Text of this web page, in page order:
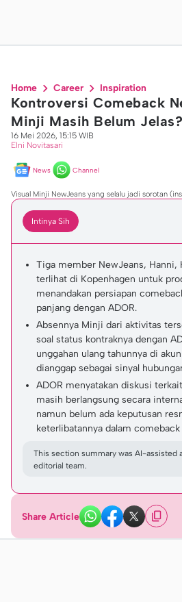
Home Career Inspiration
Kontroversi Comeback
Minji Masih Belum Jelas?
16 Mei 2026, 15:15 WIB
Elni Novitasari
News Channel
Visual Minji NewJeans yang selalu jadi sorotan
Intinya Sih
Tiga member NewJeans, Hanni,
terlihat di Kopenhagen untuk
menandakan persiapan
panjang dengan ADOR.
Absennya Minji dari aktivitas
soal status kontraknya dengan
unggahan ulang tahunnya di
dianggap sebagai sinyal
ADOR menyatakan diskusi
masih berlangsung secara
namun belum ada keputusan
keterlibatannya dalam
This section summary was AI-assisted
editorial team.
Share Article